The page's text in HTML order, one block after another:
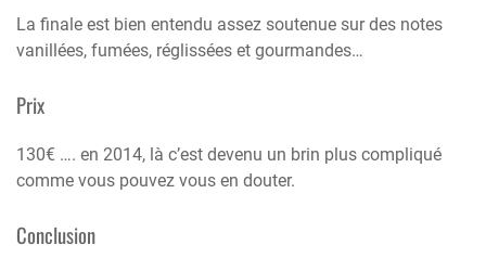
La finale est bien entendu assez soutenue sur des notes
vanillées, fumées, réglissées et gourmandes…
Prix
130€ …. en 2014, là c’est devenu un brin plus compliqué
comme vous pouvez vous en douter.
Conclusion